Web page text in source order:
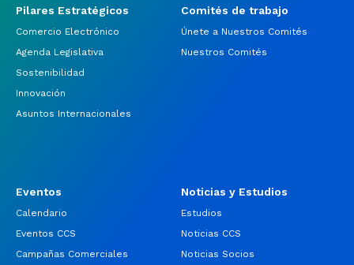
Pilares Estratégicos
Comercio Electrónico
Agenda Legislativa
Sostenibilidad
Innovación
Asuntos Internacionales
Comités de trabajo
Únete a Nuestros Comités
Nuestros Comités
Eventos
Calendario
Eventos CCS
Campañas Comerciales
Noticias y Estudios
Estudios
Noticias CCS
Noticias Socios